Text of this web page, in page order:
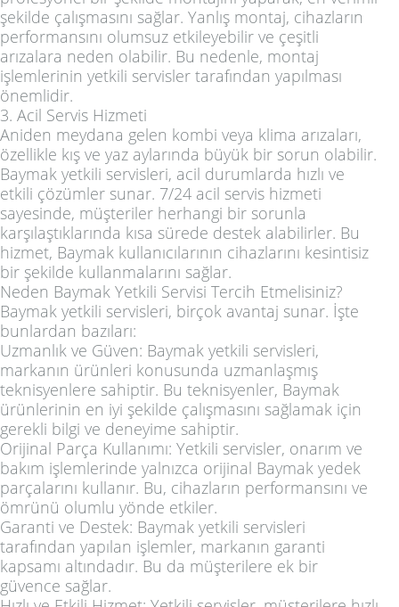
şekilde çalışmasını sağlar. Yanlış montaj, cihazların
performansını olumsuz etkileyebilir ve çeşitli
arızalara neden olabilir. Bu nedenle, montaj
işlemlerinin yetkili servisler tarafından yapılması
önemlidir.
3. Acil Servis Hizmeti
Aniden meydana gelen kombi veya klima arızaları,
özellikle kış ve yaz aylarında büyük bir sorun olabilir.
Baymak yetkili servisleri, acil durumlarda hızlı ve
etkili çözümler sunar. 7/24 acil servis hizmeti
sayesinde, müşteriler herhangi bir sorunla
karşılaştıklarında kısa sürede destek alabilirler. Bu
hizmet, Baymak kullanıcılarının cihazlarını kesintisiz
bir şekilde kullanmalarını sağlar.
Neden Baymak Yetkili Servisi Tercih Etmelisiniz?
Baymak yetkili servisleri, birçok avantaj sunar. İşte
bunlardan bazıları:
Uzmanlık ve Güven: Baymak yetkili servisleri,
markanın ürünleri konusunda uzmanlaşmış
teknisyenlere sahiptir. Bu teknisyenler, Baymak
ürünlerinin en iyi şekilde çalışmasını sağlamak için
gerekli bilgi ve deneyime sahiptir.
Orijinal Parça Kullanımı: Yetkili servisler, onarım ve
bakım işlemlerinde yalnızca orijinal Baymak yedek
parçalarını kullanır. Bu, cihazların performansını ve
ömrünü olumlu yönde etkiler.
Garanti ve Destek: Baymak yetkili servisleri
tarafından yapılan işlemler, markanın garanti
kapsamı altındadır. Bu da müşterilere ek bir
güvence sağlar.